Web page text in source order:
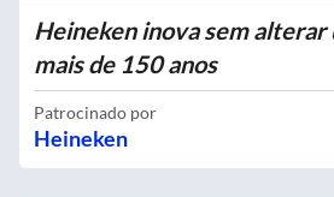
Heineken inova sem alterar
mais de 150 anos
Patrocinado por
Heineken